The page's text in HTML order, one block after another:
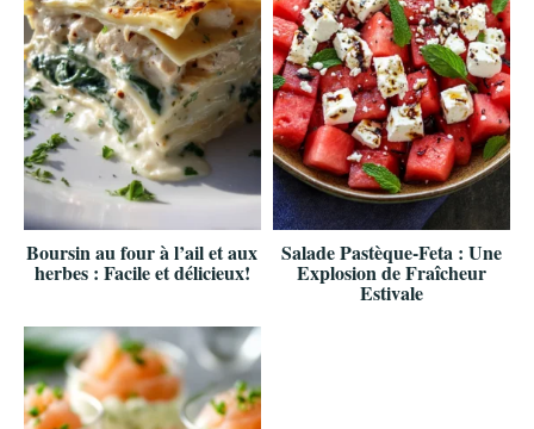
Boursin au four à l’ail et aux
herbes : Facile et délicieux!
Salade Pastèque-Feta : Une
Explosion de Fraîcheur
Estivale